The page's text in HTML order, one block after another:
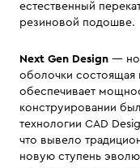
естественный
резиновой подошве.
Next Gen Design —
оболочки состоящая
обеспечивает
конструировании
технологии CAD
что вывело
новую ступень